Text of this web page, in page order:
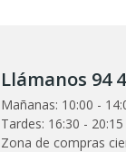
Llámanos 94
Mañanas: 10:00 -
Tardes: 16:30 - 20:15
Zona de compras